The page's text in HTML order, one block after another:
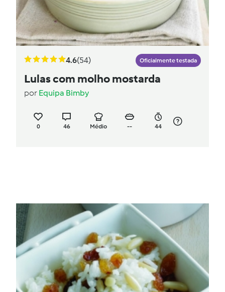
4.6(54) Oficialmente testada
Lulas com molho mostarda
por Equipa Bimby
0 46 Médio -- 44